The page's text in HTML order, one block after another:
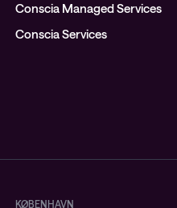
Conscia Managed Services
Conscia Services
KØBENHAVN